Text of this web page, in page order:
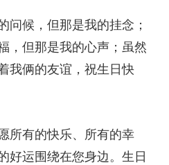
问候，但那是我的挂念；
，但那是我的心声；虽然
我俩的友谊，祝生日快
所有的快乐、所有的幸
好运围绕在您身边。生日